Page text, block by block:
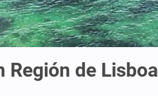
Región de Lisboa